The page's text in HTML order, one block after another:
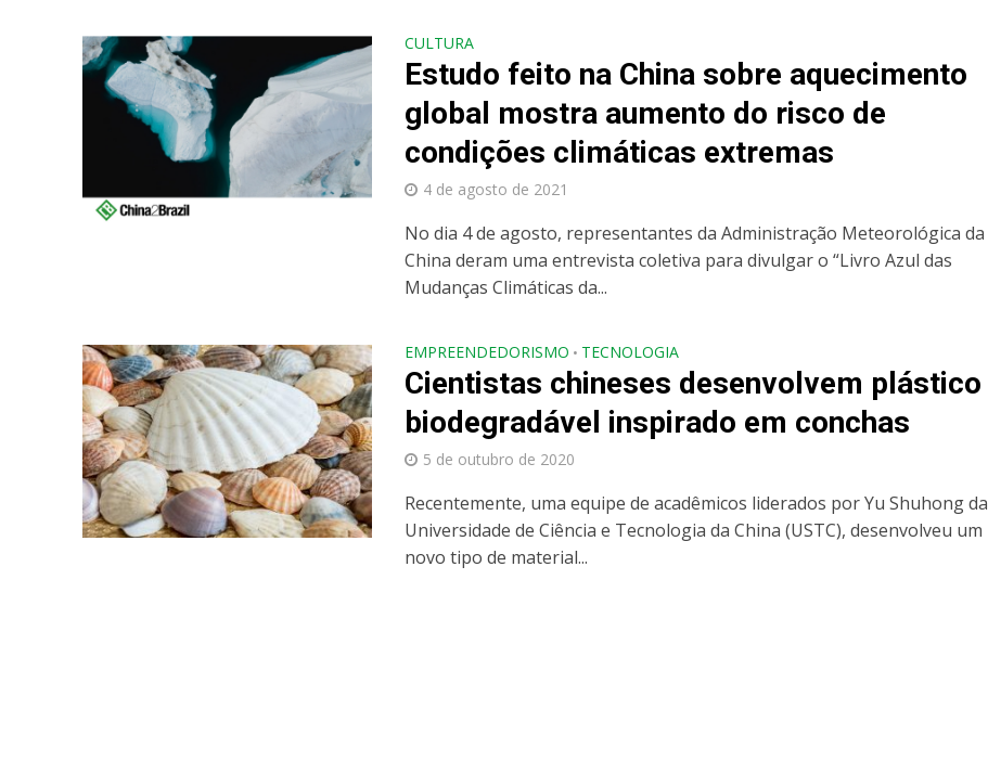
CULTURA
Estudo feito na China sobre aquecimento
global mostra aumento do risco de
condições climáticas extremas
4 de agosto de 2021
No dia 4 de agosto, representantes da Administração Meteorológica da
China deram uma entrevista coletiva para divulgar o “Livro Azul das
Mudanças Climáticas da...
EMPREENDEDORISMO • TECNOLOGIA
Cientistas chineses desenvolvem plástico
biodegradável inspirado em conchas
5 de outubro de 2020
Recentemente, uma equipe de acadêmicos liderados por Yu Shuhong da
Universidade de Ciência e Tecnologia da China (USTC), desenvolveu um
novo tipo de material...